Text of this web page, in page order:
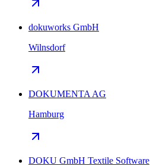
dokuworks GmbH
Wilnsdorf
DOKUMENTA AG
Hamburg
DOKU GmbH Textile Software